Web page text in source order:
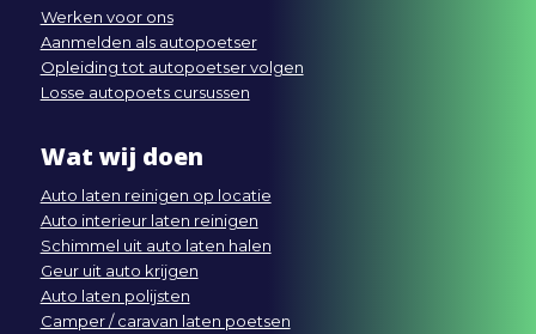
Werken voor ons
Aanmelden als autopoetser
Opleiding tot autopoetser volgen
Losse autopoets cursussen
Wat wij doen
Auto laten reinigen op locatie
Auto interieur laten reinigen
Schimmel uit auto laten halen
Geur uit auto krijgen
Auto laten polijsten
Camper / caravan laten poetsen